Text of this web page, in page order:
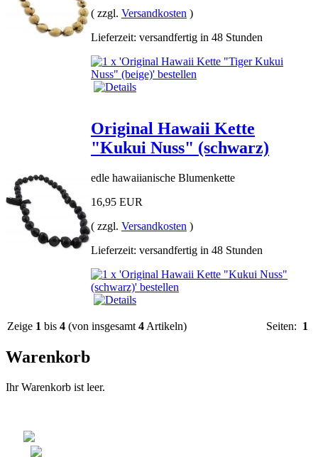
( zzgl. Versandkosten )
Lieferzeit: versandfertig in 48 Stunden
Original Hawaii Kette
"Kukui Nuss" (schwarz)
edle hawaiianische Blumenkette
16,95 EUR
( zzgl. Versandkosten )
Lieferzeit: versandfertig in 48 Stunden
Zeige 1 bis 4 (von insgesamt 4 Artikeln) Seiten: 1
Warenkorb
Ihr Warenkorb ist leer.